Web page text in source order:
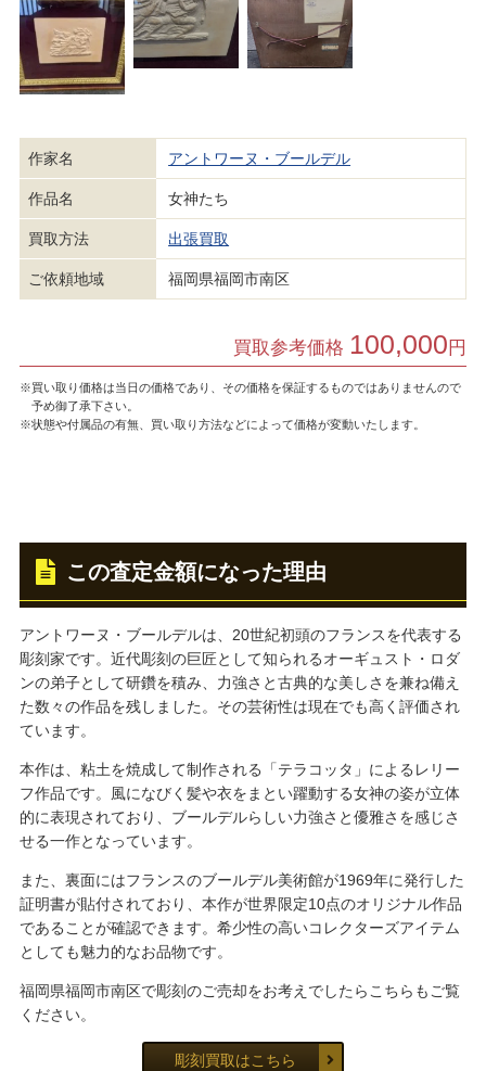
作家名 アントワーヌ・ブールデル
作品名 女神たち
買取方法 出張買取
ご依頼地域 福岡県福岡市南区
買取参考価格 100,000 円
※買い取り価格は当日の価格であり、その価格を保証するものではありませんので
予め御了承下さい。
※状態や付属品の有無、買い取り方法などによって価格が変動いたします。
この査定金額になった理由
アントワーヌ・ブールデルは、20世紀初頭のフランスを代表する
彫刻家です。近代彫刻の巨匠として知られるオーギュスト・ロダ
ンの弟子として研鑽を積み、力強さと古典的な美しさを兼ね備え
た数々の作品を残しました。その芸術性は現在でも高く評価され
ています。
本作は、粘土を焼成して制作される「テラコッタ」によるレリー
フ作品です。風になびく髪や衣をまとい躍動する女神の姿が立体
的に表現されており、ブールデルらしい力強さと優雅さを感じさ
せる一作となっています。
また、裏面にはフランスのブールデル美術館が1969年に発行した
証明書が貼付されており、本作が世界限定10点のオリジナル作品
であることが確認できます。希少性の高いコレクターズアイテム
としても魅力的なお品物です。
福岡県福岡市南区で彫刻のご売却をお考えでしたらこちらもご覧
ください。
彫刻買取はこちら